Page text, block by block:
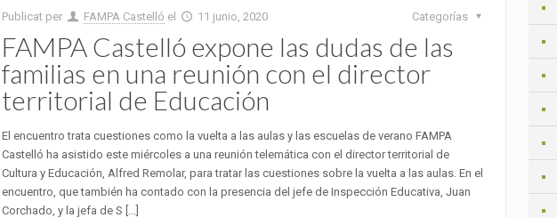
Publicat per FAMPA Castelló el 11 junio, 2020 Categorías
FAMPA Castelló expone las dudas de las
familias en una reunión con el director
territorial de Educación
El encuentro trata cuestiones como la vuelta a las aulas y las escuelas de verano FAMPA
Castelló ha asistido este miércoles a una reunión telemática con el director territorial de
Cultura y Educación, Alfred Remolar, para tratar las cuestiones sobre la vuelta a las aulas. En el
encuentro, que también ha contado con la presencia del jefe de Inspección Educativa, Juan
Corchado, y la jefa de S [...]